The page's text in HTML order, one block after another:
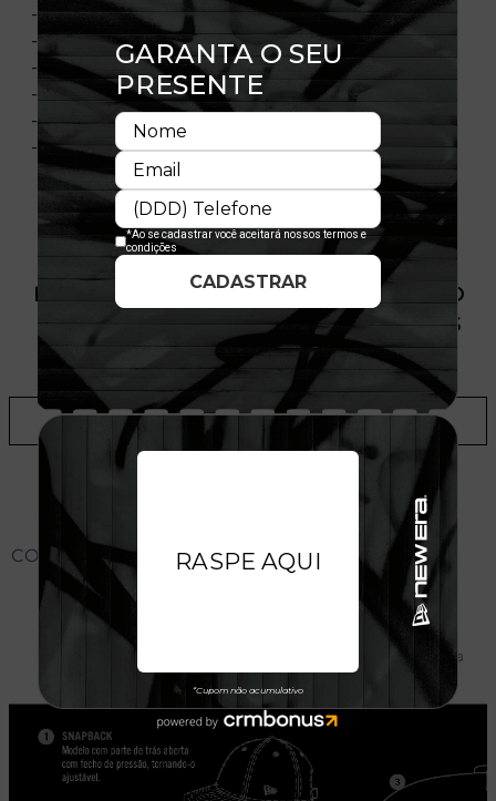
- Copa frontal estruturada
- Painel frontal único
- Flag bordada no lado esquerdo
- Importado
- Licença Oficial
- Composição:100% Algodão
PRODUTO SEM ESTOQUE DÍSPONÍVEL NO
SITE, CONSULTE A DISPONIBILIDADE NAS
LOJAS
ADICIONAR A LISTA DE DESEJOS
CONHEÇA O MODELO DO BONÉ